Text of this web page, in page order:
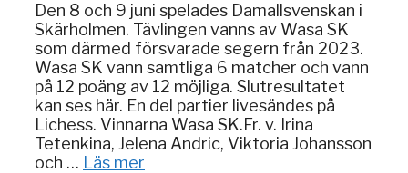
Den 8 och 9 juni spelades Damallsvenskan i
Skärholmen. Tävlingen vanns av Wasa SK
som därmed försvarade segern från 2023.
Wasa SK vann samtliga 6 matcher och vann
på 12 poäng av 12 möjliga. Slutresultatet
kan ses här. En del partier livesändes på
Lichess. Vinnarna Wasa SK.Fr. v. Irina
Tetenkina, Jelena Andric, Viktoria Johansson
och … Läs mer